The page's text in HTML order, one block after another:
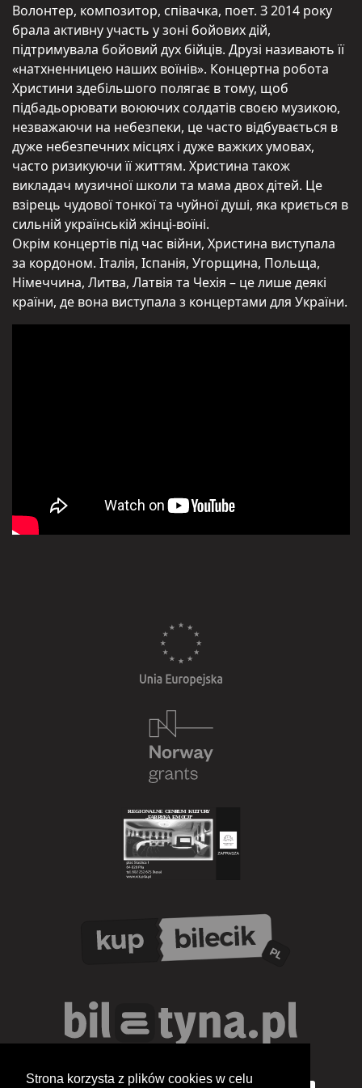
Strona korzysta z plików cookies w celu
Волонтер, композитор, співачка, поет. З 2014 року
брала активну участь у зоні бойових дій,
підтримувала бойовий дух бійців. Друзі називають її
«натхненницею наших воїнів». Концертна робота
Христини здебільшого полягає в тому, щоб
підбадьорювати воюючих солдатів своєю музикою,
незважаючи на небезпеки, це часто відбувається в
дуже небезпечних місцях і дуже важких умовах,
часто ризикуючи її життям. Христина також
викладач музичної школи та мама двох дітей. Це
взірець чудової тонкої та чуйної душі, яка криється в
сильній українській жінці-воїні.
Окрім концертів під час війни, Христина виступала
за кордоном. Італія, Іспанія, Угорщина, Польща,
Німеччина, Литва, Латвія та Чехія – це лише деякі
країни, де вона виступала з концертами для України.